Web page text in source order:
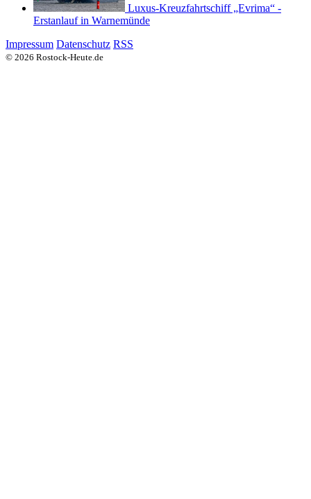
Luxus-Kreuzfahrtschiff „Evrima“ -
Erstanlauf in Warnemünde
Impressum Datenschutz RSS
© 2026 Rostock-Heute.de